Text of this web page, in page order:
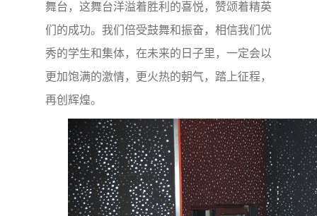
舞台，这舞台洋溢着胜利的喜悦，赞颂着精英
们的成功。我们倍受鼓舞和振奋，相信我们优
秀的学生和集体，在未来的日子里，一定会以
更加饱满的激情，更火热的朝气，踏上征程，
再创辉煌。